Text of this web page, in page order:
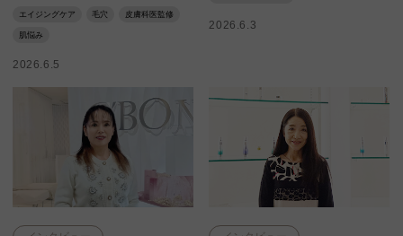
エイジングケア 毛穴 皮膚科医監修
肌悩み
2026.6.5
2026.6.3